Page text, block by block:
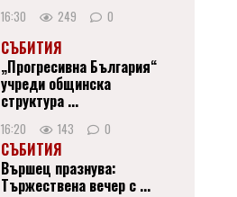
16:30 249 0
СЪБИТИЯ
„Прогресивна България“
учреди общинска
структура ...
16:20 143 0
СЪБИТИЯ
Вършец празнува:
Тържествена вечер с ...